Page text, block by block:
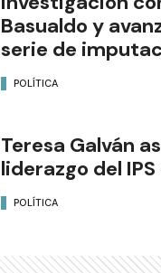
Basualdo y
serie de
POLÍTICA
Teresa Galván
liderazgo del
POLÍTICA